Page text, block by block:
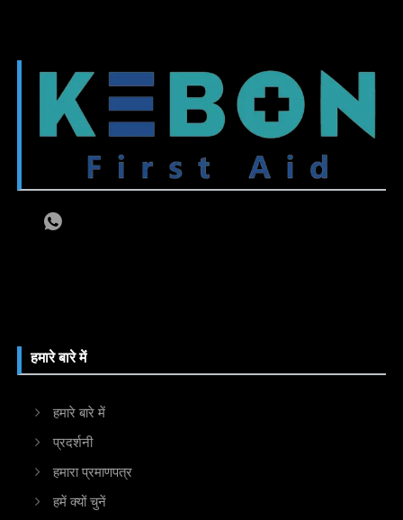
हमारे बारे में
हमारे बारे में
प्रदर्शनी
हमारा प्रमाणपत्र
हमें क्यों चुनें